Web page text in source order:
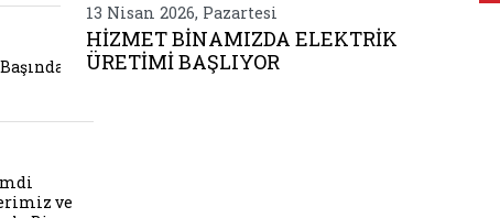
kabirleri basinda anildi
sayin hamdi ozder kurulus mudurlerimiz ve
ve
13 Nisan 2026, Pazartesi
HİZMET BİNAMIZDA ELEKTRİK
ÜRETİMİ BAŞLIYOR